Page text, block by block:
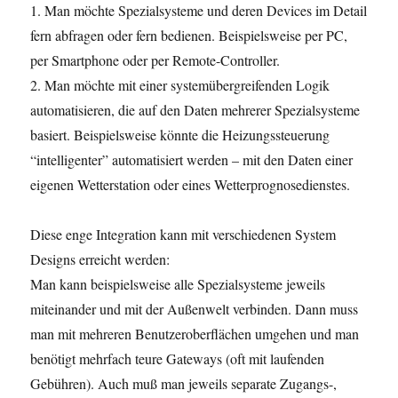
1. Man möchte Spezialsysteme und deren Devices im Detail
fern abfragen oder fern bedienen. Beispielsweise per PC,
per Smartphone oder per Remote-Controller.
2. Man möchte mit einer systemübergreifenden Logik
automatisieren, die auf den Daten mehrerer Spezialsysteme
basiert. Beispielsweise könnte die Heizungssteuerung
“intelligenter” automatisiert werden – mit den Daten einer
eigenen Wetterstation oder eines Wetterprognosedienstes.
Diese enge Integration kann mit verschiedenen System
Designs erreicht werden:
Man kann beispielsweise alle Spezialsysteme jeweils
miteinander und mit der Außenwelt verbinden. Dann muss
man mit mehreren Benutzeroberflächen umgehen und man
benötigt mehrfach teure Gateways (oft mit laufenden
Gebühren). Auch muß man jeweils separate Zugangs-,